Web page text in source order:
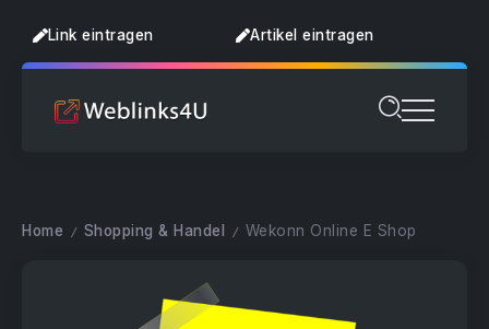
Link eintragen Artikel eintragen
Home / Shopping & Handel / Wekonn Online E Shop